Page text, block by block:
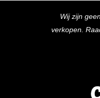
Wij zijn
verkopen.